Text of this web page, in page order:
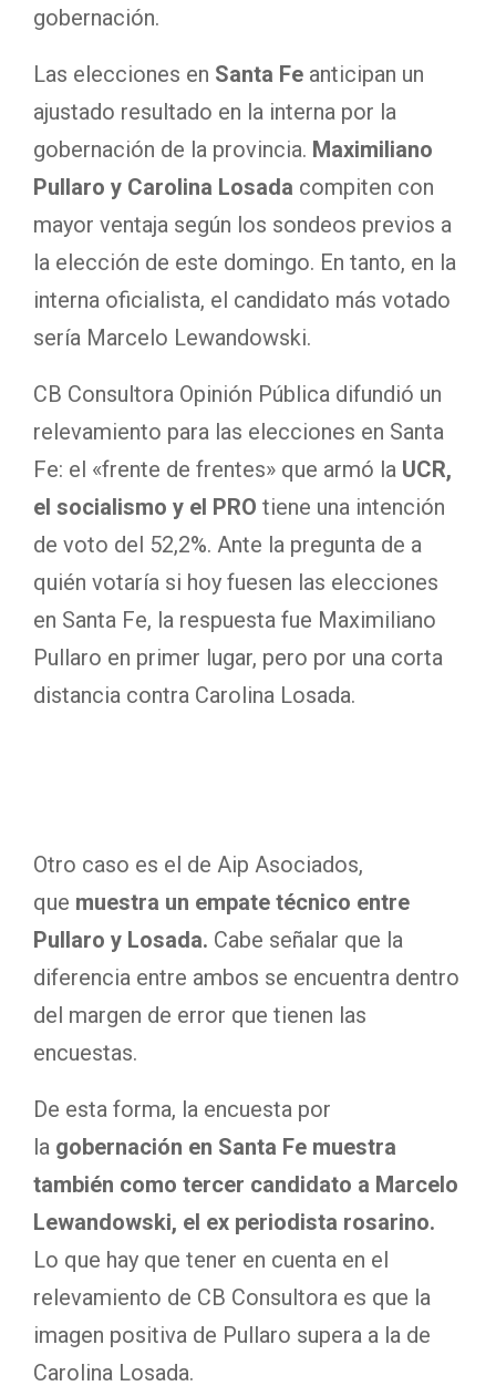
gobernación.
Las elecciones en Santa Fe anticipan un
ajustado resultado en la interna por la
gobernación de la provincia. Maximiliano
Pullaro y Carolina Losada compiten con
mayor ventaja según los sondeos previos a
la elección de este domingo. En tanto, en la
interna oficialista, el candidato más votado
sería Marcelo Lewandowski.
CB Consultora Opinión Pública difundió un
relevamiento para las elecciones en Santa
Fe: el «frente de frentes» que armó la UCR,
el socialismo y el PRO tiene una intención
de voto del 52,2%. Ante la pregunta de a
quién votaría si hoy fuesen las elecciones
en Santa Fe, la respuesta fue Maximiliano
Pullaro en primer lugar, pero por una corta
distancia contra Carolina Losada.
Otro caso es el de Aip Asociados,
que muestra un empate técnico entre
Pullaro y Losada. Cabe señalar que la
diferencia entre ambos se encuentra dentro
del margen de error que tienen las
encuestas.
De esta forma, la encuesta por
la gobernación en Santa Fe muestra
también como tercer candidato a Marcelo
Lewandowski, el ex periodista rosarino.
Lo que hay que tener en cuenta en el
relevamiento de CB Consultora es que la
imagen positiva de Pullaro supera a la de
Carolina Losada.